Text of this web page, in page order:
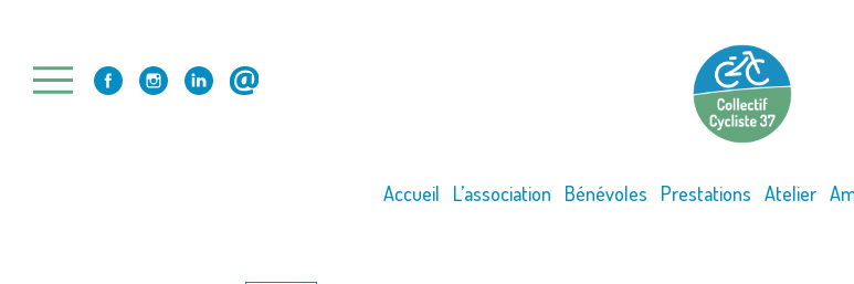
content
Accueil L’association Bénévoles Prestations Atelier